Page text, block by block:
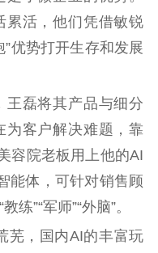
累活，他们凭借敏锐
优势打开生存和发展
磊将其产品与细分
为客户解决难题，靠
容院老板用上他的AI
能体，可针对销售顾
”“军师”“外脑”。
，国内AI的丰富玩